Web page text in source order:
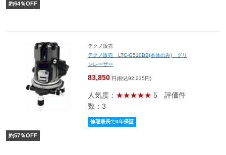
約64％OFF
テクノ販売
テクノ販売 LTC-G510BB(本体のみ) グリ
ンレーザー
83,850 円(税込92,235円)
人気度： ★★★★★ 5 評価件
数：3
修理最長で3年保証
約57％OFF